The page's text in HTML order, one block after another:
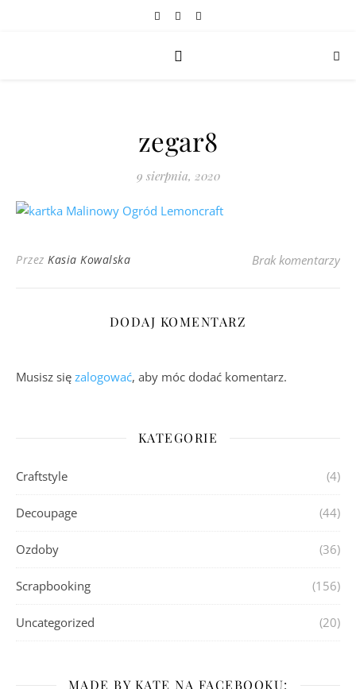
zegar8
9 sierpnia, 2020
Przez Kasia Kowalska Brak komentarzy
DODAJ KOMENTARZ
Musisz się zalogować, aby móc dodać komentarz.
KATEGORIE
Craftstyle (4)
Decoupage (44)
Ozdoby (36)
Scrapbooking (156)
Uncategorized (20)
MADE BY KATE NA FACEBOOKU: